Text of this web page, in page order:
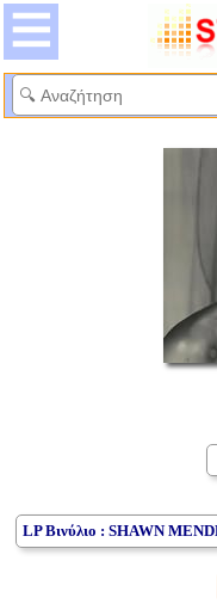
LP Βινύλιο : SHAWN